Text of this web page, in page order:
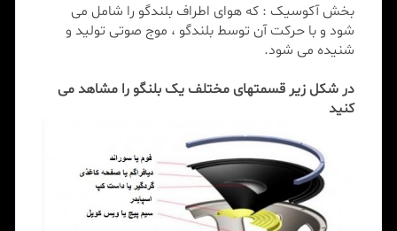
بخش آکوسیک : که هوای اطراف بلندگو را شامل می
شود و با حرکت آن توسط بلندگو ، موج صوتی تولید و
شنیده می شود.
در شکل زیر قسمتهای مختلف یک بلنگو را مشاهد می
کنید